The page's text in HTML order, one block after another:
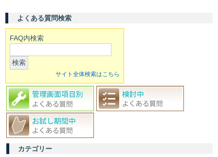
よくある質問検索
FAQ内検索
検索
サイト全体検索はこちら
カテゴリー